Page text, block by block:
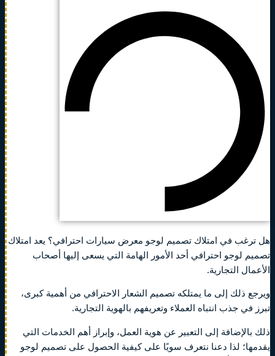
هل ترغب في امتلاك تصميم لوجو معرض سيارات احترافي؟ يعد امتلاك
تصميم لوجو احترافي أحد الأمور الهامة التي يسعى إليها أصحاب
الأعمال التجارية.
ويرجع ذلك إلى ما يمتلكه تصميم الشعار الاحترافي من أهمية كبرى،
تبرز في جذب انتباه العملاء وتعريفهم بالهوية التجارية.
ذلك بالإضافة إلى التعبير عن هوية العمل، وإبراز أهم الخدمات التي
يقدمها؛ لذا دعنا نتعرف سويًا على كيفية الحصول على تصميم لوجو